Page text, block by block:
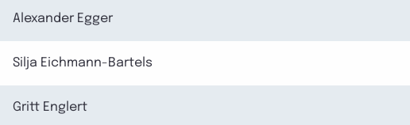
Alexander Egger
Silja Eichmann-Bartels
Gritt Englert